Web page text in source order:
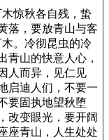
惊秋各自残，蛰
落，要放青山与客
。冷彻昆虫的冷
青山的快意人心，
人而异，见仁见
启迪人们，不要一
要固执地望秋堕
改变眼光，要开阔
座青山，人生处处